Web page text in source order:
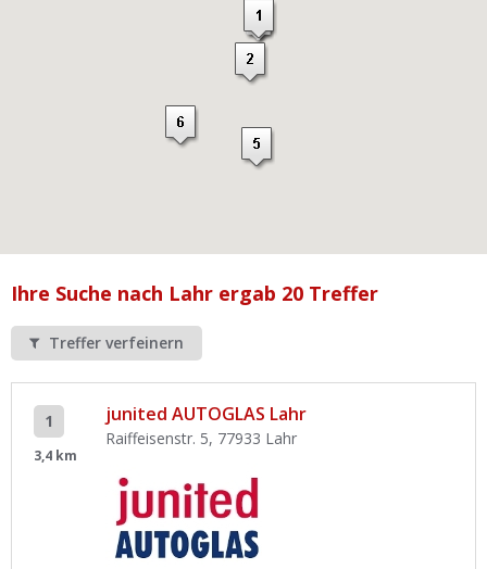
Werkstatt Login
Ihre Suche nach Lahr ergab 20 Treffer
Treffer verfeinern
1
3,4 km
junited AUTOGLAS Lahr
Raiffeisenstr. 5, 77933 Lahr